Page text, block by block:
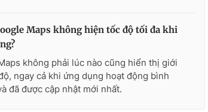
Maps không hiện tốc độ tối đa khi
không phải lúc nào cũng hiển thị giới
ngay cả khi ứng dụng hoạt động bình
đã được cập nhật mới nhất.